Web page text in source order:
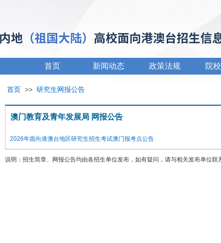
首页 新闻动态 政策法规 院
首页 >> 研究生网报公告
澳门教育及青年发展局 网报公告
2026年面向港澳台地区研究生招生考试澳门报考点公告
说明：招生简章、网报公告均由各招生单位发布，如有疑问，请与相关发布单位